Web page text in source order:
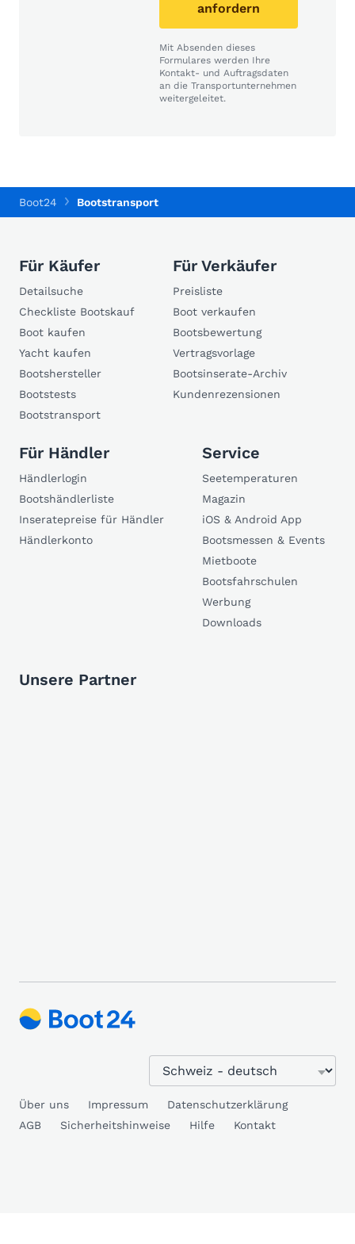
anfordern
Mit Absenden dieses
Formulares werden Ihre
Kontakt- und Auftragsdaten
an die Transportunternehmen
weitergeleitet.
Boot24 Bootstransport
Für Käufer
Detailsuche
Checkliste Bootskauf
Boot kaufen
Yacht kaufen
Bootshersteller
Bootstests
Bootstransport
Für Verkäufer
Preisliste
Boot verkaufen
Bootsbewertung
Vertragsvorlage
Bootsinserate-Archiv
Kundenrezensionen
Für Händler
Händlerlogin
Bootshändlerliste
Inseratepreise für Händler
Händlerkonto
Service
Seetemperaturen
Magazin
iOS & Android App
Bootsmessen & Events
Mietboote
Bootsfahrschulen
Werbung
Downloads
Unsere Partner
Über uns Impressum
Datenschutzerklärung
AGB
Sicherheitshinweise Hilfe Kontakt